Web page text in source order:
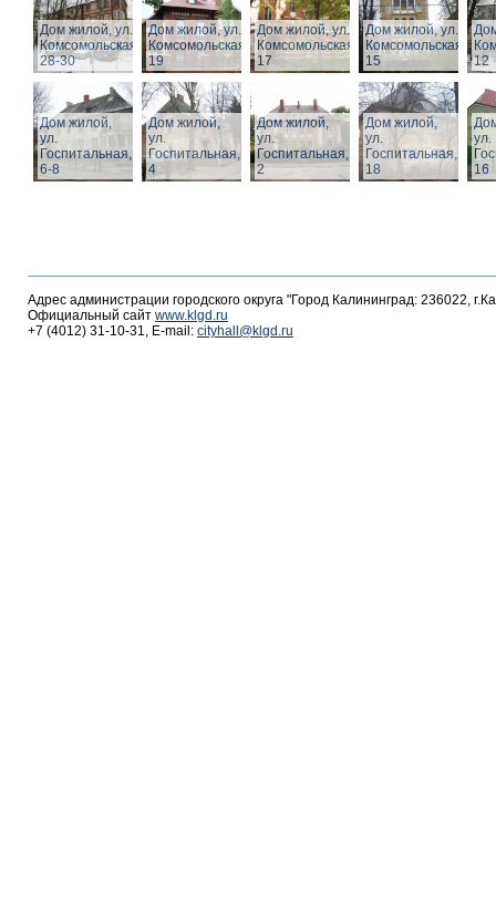
Дом жилой, ул.
Комсомольская,
28-30
Дом жилой, ул.
Комсомольская,
19
Дом жилой, ул.
Комсомольская,
17
Дом жилой, ул.
Комсомольская,
15
12
Дом жилой,
ул.
Госпитальная,
6-8
Дом жилой,
ул.
Госпитальная,
4
Дом жилой,
ул.
Госпитальная,
2
Дом жилой,
ул.
Госпитальная,
18
ул.
16
Адрес администрации городского округа "Город Калининград: 236022,
Официальный сайт www.klgd.ru
+7 (4012) 31-10-31, E-mail: cityhall@klgd.ru